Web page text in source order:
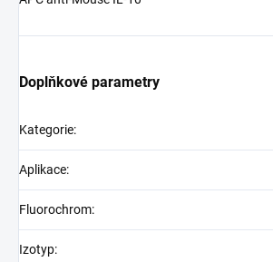
Doplňkové parametry
Kategorie:
Aplikace:
Fluorochrom:
Izotyp: